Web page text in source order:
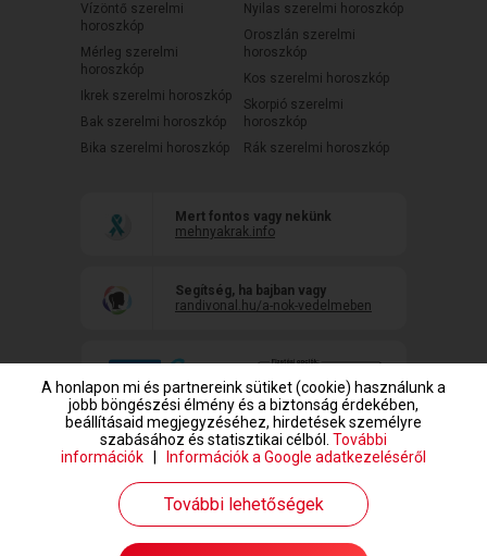
Vízöntő szerelmi
horoszkóp
Mérleg szerelmi
horoszkóp
Ikrek szerelmi horoszkóp
Bak szerelmi horoszkóp
Bika szerelmi horoszkóp
Nyilas szerelmi horoszkóp
Oroszlán szerelmi
horoszkóp
Kos szerelmi horoszkóp
Skorpió szerelmi
horoszkóp
Rák szerelmi horoszkóp
Mert fontos vagy nekünk
mehnyakrak.info
Segítség, ha bajban vagy
randivonal.hu/a-nok-vedelmeben
www.randivonal.hu © Copyright 1999-2026 Dating Central Europe Zrt.
A honlapon mi és partnereink sütiket (cookie) használunk a
jobb böngészési élmény és a biztonság érdekében,
beállításaid megjegyzéséhez, hirdetések személyre
szabásához és statisztikai célból. További
információk
Információk a Google adatkezeléséről
További lehetőségek